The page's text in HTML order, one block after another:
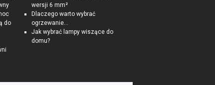
do
wersji 6 mm²
Dlaczego warto wybrać
ogrzewanie...
Jak wybrać lampy wiszące do
domu?